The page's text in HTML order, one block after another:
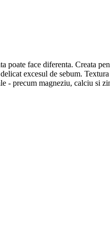
face diferenta. Creata
excesul de sebum.
- precum magneziu, calciu si